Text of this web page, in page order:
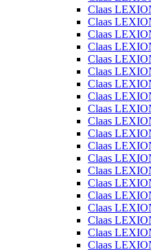
Claas
Claas
Claas
Claas
Claas
Claas
Claas
Claas
Claas
Claas
Claas
Claas
Claas
Claas
Claas
Claas
Claas
Claas
Claas
Claas